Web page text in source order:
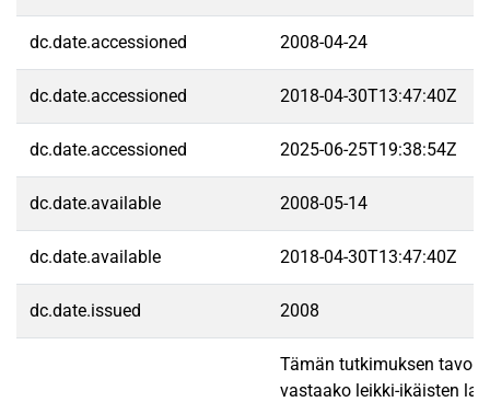
dc.date.accessioned 2008-04-24
dc.date.accessioned 2018-04-30T13:47:40Z
dc.date.accessioned 2025-06-25T19:38:54Z
dc.date.available 2008-05-14
dc.date.available 2018-04-30T13:47:40Z
dc.date.issued 2008
Tämän tutkimuksen
vastaako leikki-ikäisten